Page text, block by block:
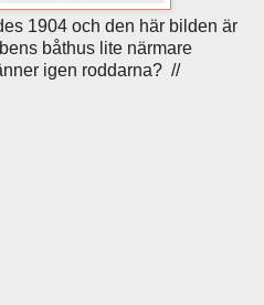
1904 och den här bilden är
båthus lite närmare
igen roddarna? //